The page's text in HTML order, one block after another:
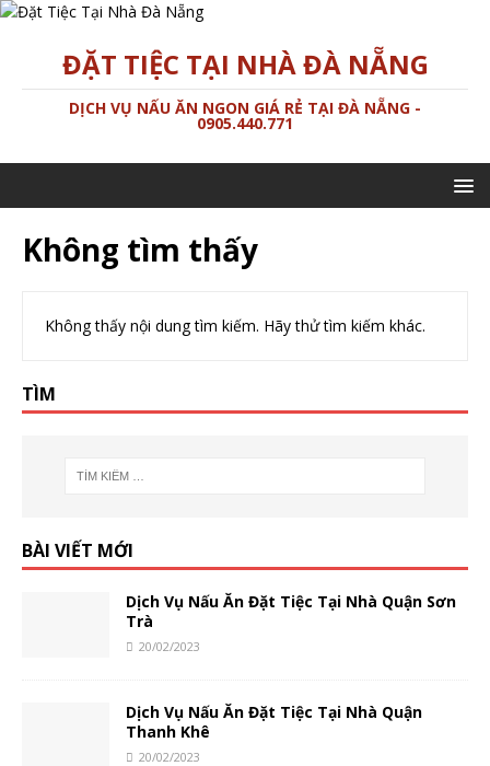
ĐẶT TIỆC TẠI NHÀ ĐÀ NẴNG
DỊCH VỤ NẤU ĂN NGON GIÁ RẺ TẠI ĐÀ NẴNG -
0905.440.771
Không tìm thấy
Không thấy nội dung tìm kiếm. Hãy thử tìm kiếm khác.
TÌM
BÀI VIẾT MỚI
Dịch Vụ Nấu Ăn Đặt Tiệc Tại Nhà Quận Sơn
Trà
20/02/2023
Dịch Vụ Nấu Ăn Đặt Tiệc Tại Nhà Quận
Thanh Khê
20/02/2023